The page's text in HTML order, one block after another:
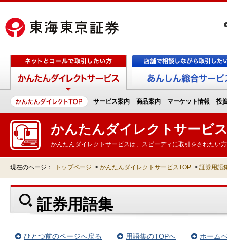
サービス案内 商品案内 マーケット情報 投
かんたんダイレクトサービ
かんたんダイレクトサービスは、スピーディに取引をされたい
現在のページ： トップページ > かんたんダイレクトサービスTOP > 証券用語
証券用語集
ひとつ前のページへ戻る 用語集のTOPへ ホーム